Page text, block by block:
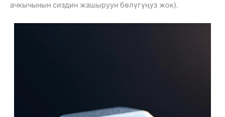
ачкычынын сиздин жашыруун бөлүгүңүз жок).